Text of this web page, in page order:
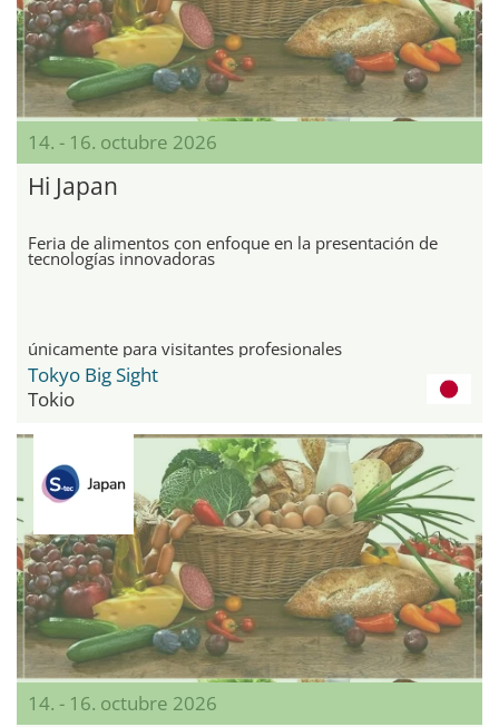
14. - 16. octubre 2026
Hi Japan
Feria de alimentos con enfoque en la presentación de
tecnologías innovadoras
únicamente para visitantes profesionales
Tokyo Big Sight
Tokio
14. - 16. octubre 2026